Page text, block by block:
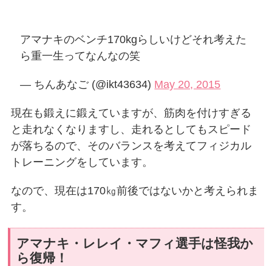
アマナキのベンチ170kgらしいけどそれ考えた
ら重一生ってなんなの笑
— ちんあなご (@ikt43634) May 20, 2015
現在も鍛えに鍛えていますが、筋肉を付けすぎる
と走れなくなりますし、走れるとしてもスピード
が落ちるので、そのバランスを考えてフィジカル
トレーニングをしています。
なので、現在は170㎏前後ではないかと考えられま
す。
アマナキ・レレイ・マフィ選手は怪我か
ら復帰！